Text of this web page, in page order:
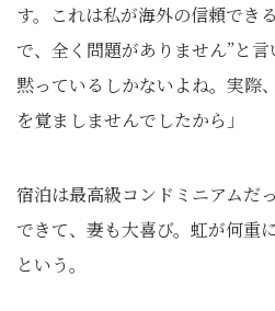
す。これは私が海外の信頼でき
で、全く問題がありません”と
黙っているしかないよね。実際
を覚ましませんでしたから」
宿泊は最高級コンドミニアムだ
できて、妻も大喜び。虹が何重
という。